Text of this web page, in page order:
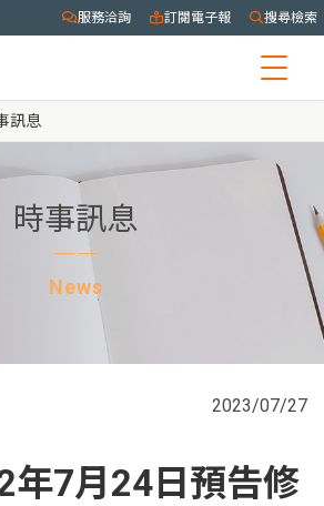
服務洽詢 訂閱電子報 搜尋檢索
訊息
時事訊息
News
2023/07/27
年7月24日預告修